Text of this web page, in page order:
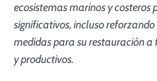
ecosistemas marinos y costeros
significativos, incluso
medidas para su restauración a
y productivos.